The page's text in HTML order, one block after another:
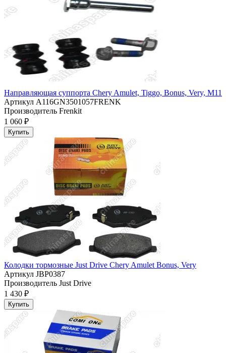
Направляющая суппорта Chery Amulet, Tiggo, Bonus, Very, M11
Артикул A116GN3501057FRENK
Производитель Frenkit
1 060 ₽
Купить
Колодки тормозные Just Drive Chery Amulet Bonus, Very
Артикул JBP0387
Производитель Just Drive
1 430 ₽
Купить